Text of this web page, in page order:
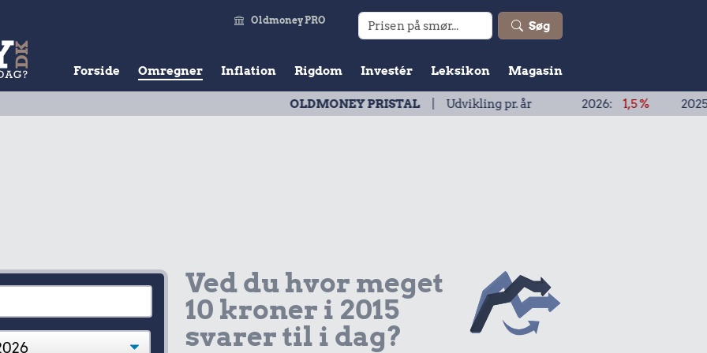
Søg
Oldmoney PRO
Forside Omregner Inflation Rigdom Investér Leksikon Magasin
OLDMONEY PRISTAL| Udvikling pr. år2026: 2025: 1,9 %
Ved du hvor meget
10 kroner i 2015
svarer til i dag?